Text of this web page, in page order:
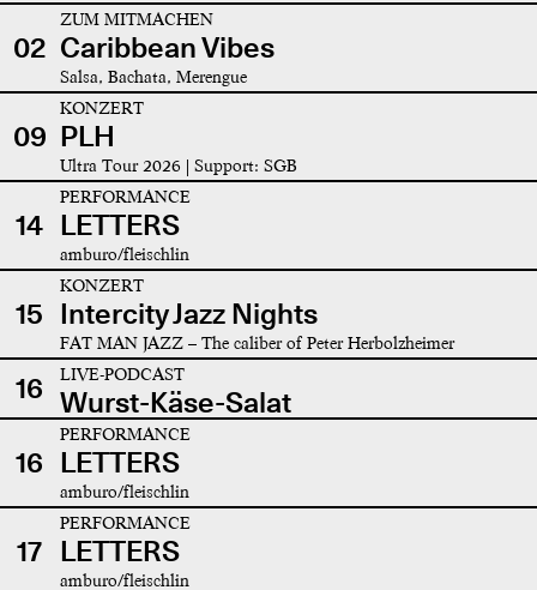
02
ZUM MITMACHEN
Caribbean Vibes
Salsa, Bachata, Merengue
09
KONZERT
PLH
Ultra Tour 2026 | Support: SGB
14
PERFORMANCE
LETTERS
amburo/fleischlin
15
KONZERT
Intercity Jazz Nights
FAT MAN JAZZ – The caliber of Peter Herbolzheimer
16 LIVE-PODCAST
Wurst-Käse-Salat
16
PERFORMANCE
LETTERS
amburo/fleischlin
17
PERFORMANCE
LETTERS
amburo/fleischlin